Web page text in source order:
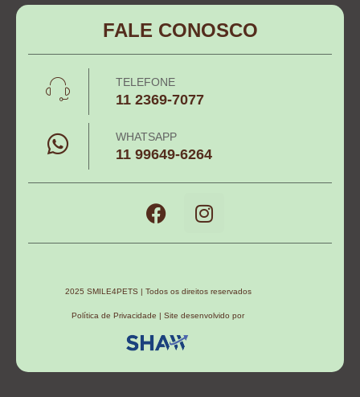
FALE CONOSCO
TELEFONE
11 2369-7077
WHATSAPP
11 99649-6264
2025 SMILE4PETS | Todos os direitos reservados
Política de Privacidade | Site desenvolvido por